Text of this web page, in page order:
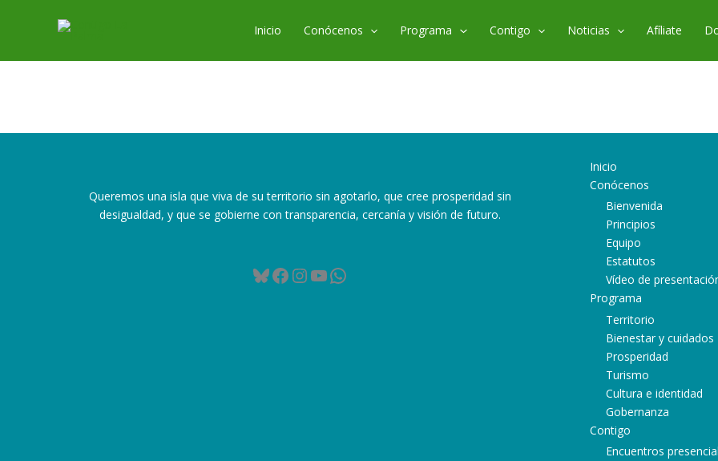
Inicio Conócenos Programa Contigo Noticias Afíliate
Queremos una isla que viva de su territorio sin agotarlo, que cree prosperidad sin
desigualdad, y que se gobierne con transparencia, cercanía y visión de futuro.
Bluesky
Facebook
Instagram
YouTube
WhatsApp
Inicio
Conócenos
Bienvenida
Principios
Equipo
Estatutos
Vídeo de
Programa
Territorio
Bienestar y cuidados
Prosperidad
Turismo
Cultura e identidad
Gobernanza
Contigo
Encuentros